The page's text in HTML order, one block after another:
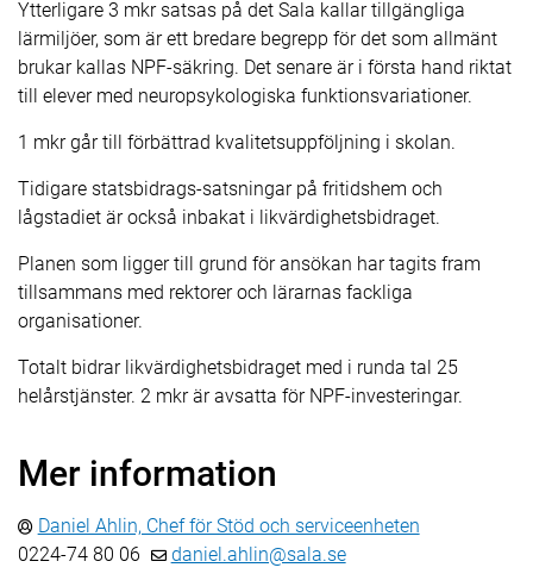
Ytterligare 3 mkr satsas på det Sala kallar tillgängliga
lärmiljöer, som är ett bredare begrepp för det som allmänt
brukar kallas NPF-säkring. Det senare är i första hand riktat
till elever med neuropsykologiska funktionsvariationer.
1 mkr går till förbättrad kvalitetsuppföljning i skolan.
Tidigare statsbidrags-satsningar på fritidshem och
lågstadiet är också inbakat i likvärdighetsbidraget.
Planen som ligger till grund för ansökan har tagits fram
tillsammans med rektorer och lärarnas fackliga
organisationer.
Totalt bidrar likvärdighetsbidraget med i runda tal 25
helårstjänster. 2 mkr är avsatta för NPF-investeringar.
Mer information
Daniel Ahlin, Chef för Stöd och serviceenheten
0224-74 80 06
daniel.ahlin@sala.se